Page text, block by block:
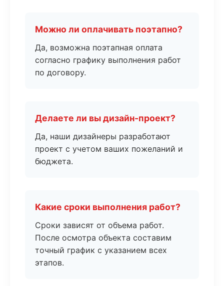
Можно ли оплачивать поэтапно?
Да, возможна поэтапная оплата
согласно графику выполнения работ
по договору.
Делаете ли вы дизайн-проект?
Да, наши дизайнеры разработают
проект с учетом ваших пожеланий и
бюджета.
Какие сроки выполнения работ?
Сроки зависят от объема работ.
После осмотра объекта составим
точный график с указанием всех
этапов.